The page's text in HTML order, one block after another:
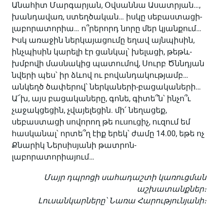
Անահիտ Մարգարյան, Օվսաննա Ասատրյան…,
խանդավառ, ստեղծական… իսկը սեբաստացի-
լաբորատորիա… ո՞րերորդ նորը մեր կյանքում…
Իսկ առաջին ներկայացումը եղավ այնպիսին,
ինչպիսին կարելի էր ցանկալ՝ խելացի, թեթև-
խմբովի մասնակից պատումով, Սուրբ Ծննդյան
նվերի պես՝ իր ձևով ու բովանդակությամբ…
անկեղծ ծափերով՝ ներկաների-բացակաների…
Ա՜խ, այս բացակաները, գոնե, գիտե՞ն՝ ինչո՞ւ
չաջակցեցին, չվայելեցին. մի՛ նեղացեք,
սեբաստացի սովորող թե ուսուցիչ, ուզում եմ
հասկանալ՝ որտե՞ղ էիք երեկ՝ ժամը 14.00, եթե ոչ
Քնարիկ Ներսիսյանի թատրոն-
լաբորատորիայում…
Մայր դպրոցի սահադաշտի կառուցման
աշխատանքներ։
Լուսանկարները՝ Նառա Հարությունյանի։